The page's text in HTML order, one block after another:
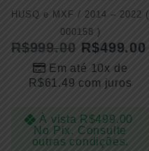
HUSQ e MXF / 2014 – 2022 (
000158 )
R$999.00 R$499.00
Em até 10x de
R$61.49 com juros
À vista R$499.00
No Pix. Consulte
outras condições.